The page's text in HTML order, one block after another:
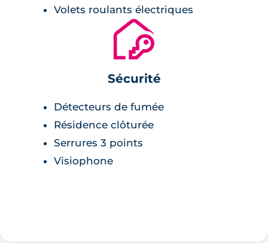
Volets roulants électriques
🔐
Sécurité
Détecteurs de fumée
Résidence clôturée
Serrures 3 points
Visiophone